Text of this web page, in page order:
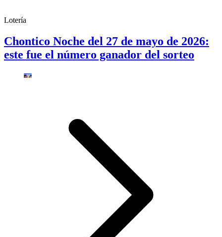
Lotería
Chontico Noche del 27 de mayo de 2026:
este fue el número ganador del sorteo